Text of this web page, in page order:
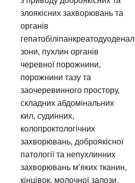
ендоскопічна,
лапароскопічна) та
лабораторна
Ми проводимо планові
ургентні хірургічні
(біля 58% від усіх
з приводу доброякісних
злоякісних
органів
зони, пухлин органів
черевної порожнини,
порожнини тазу та